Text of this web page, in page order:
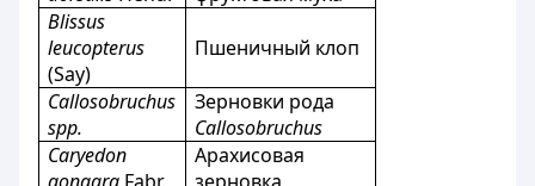
Blissus
leucopterus
(Say)
Пшеничный клоп
Callosobruchus
spp.
Зерновки рода
Callosobruchus
Caryedon
Арахисовая